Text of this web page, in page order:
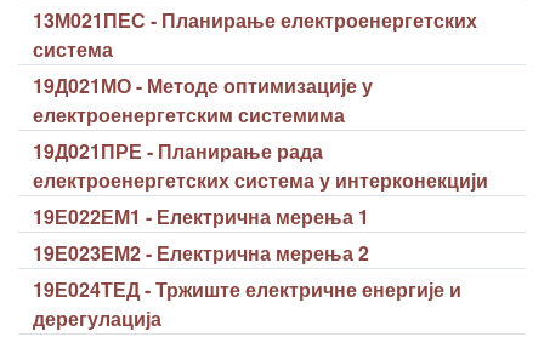
13М021ПЕС - Планирање електроенергетских
система
19Д021МО - Методе оптимизације у
електроенергетским системима
19Д021ПРЕ - Планирање рада
електроенергетских система у интерконекцији
19Е022ЕМ1 - Електрична мерења 1
19Е023ЕМ2 - Електрична мерења 2
19Е024ТЕД - Тржиште електричне енергије и
дерегулација